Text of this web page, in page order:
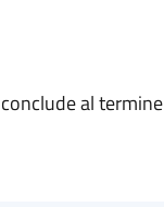
al termine